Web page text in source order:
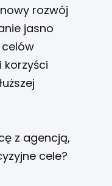
rozwój
jasno
z agencją,
cele?